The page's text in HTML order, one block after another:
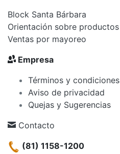
Block Santa Bárbara
Orientación sobre productos
Ventas por mayoreo
Empresa
Términos y condiciones
Aviso de privacidad
Quejas y Sugerencias
Contacto
(81) 1158-1200